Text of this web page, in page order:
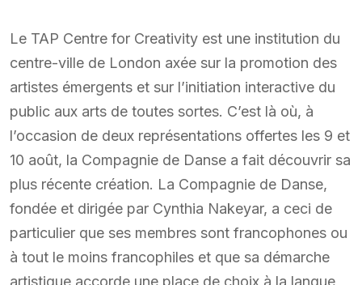
Le TAP Centre for Creativity est une institution du
centre-ville de London axée sur la promotion des
artistes émergents et sur l’initiation interactive du
public aux arts de toutes sortes. C’est là où, à
l’occasion de deux représentations offertes les 9 et
10 août, la Compagnie de Danse a fait découvrir sa
plus récente création. La Compagnie de Danse,
fondée et dirigée par Cynthia Nakeyar, a ceci de
particulier que ses membres sont francophones ou
à tout le moins francophiles et que sa démarche
artistique accorde une place de choix à la langue